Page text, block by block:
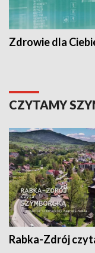
Zdrowie dla
CZYTAMY
Rabka-Zdrój